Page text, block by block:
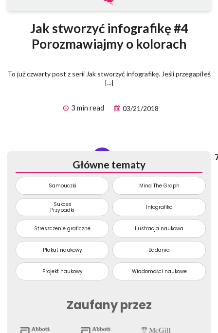
Jak stworzyć infografikę #4
Porozmawiajmy o kolorach
To już czwarty post z serii Jak stworzyć infografikę. Jeśli przegapiłeś
[...]
3 min read 03/21/2018
Główne tematy
Samouczki Mind The Graph
Sukces
Przypadki
Infografika
Streszczenie graficzne Ilustracja naukowa
Plakat naukowy Badania
Projekt naukowy Wiadomości naukowe
Zaufany przez